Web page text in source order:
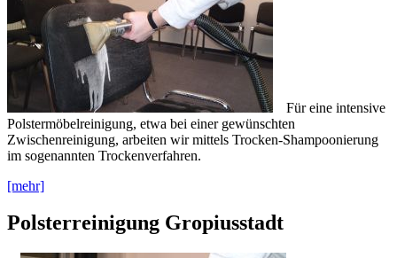
Für eine intensive
Polstermöbelreinigung, etwa bei einer gewünschten
Zwischenreinigung, arbeiten wir mittels Trocken-Shampoonierung
im sogenannten Trockenverfahren.
[mehr]
Polsterreinigung Gropiusstadt